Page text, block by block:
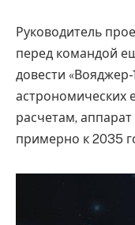
Руководитель
перед командой
довести
астрономических
расчетам,
примерно к 2035